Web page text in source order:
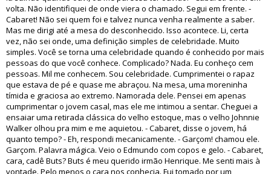
volta. Não identifiquei de onde viera o chamado. Segui em frente. -
Cabaret! Não sei quem foi e talvez nunca venha realmente a saber.
Mas me dirigi até a mesa do desconhecido. Isso acontece. Li, certa
vez, não sei onde, uma definição simples de celebridade. Muito
simples. Você se torna uma celebridade quando é conhecido por mais
pessoas do que você conhece. Complicado? Nada. Eu conheço cem
pessoas. Mil me conhecem. Sou celebridade. Cumprimentei o rapaz
que estava de pé e quase me abraçou. Na mesa, uma moreninha
tímida e graciosa ao extremo. Namorada dele. Pensei em apenas
cumprimentar o jovem casal, mas ele me intimou a sentar. Cheguei a
ensaiar uma retirada clássica do velho estoque, mas o velho Johnnie
Walker olhou pra mim e me aquietou. - Cabaret, disse o jovem, há
quanto tempo? - Eh, respondi mecanicamente. - Garçom! chamou ele.
Garçom. Palavra mágica. Veio o Edmundo com copos e gelo. - Cabaret,
cara, cadê Buts? Buts é meu querido irmão Henrique. Me senti mais à
vontade. Pelo menos o cara nos conhecia. Fui tomado por um